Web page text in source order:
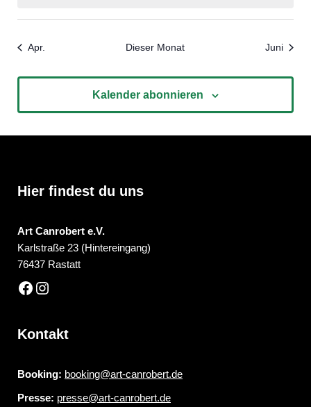
Apr. Dieser Monat Juni
Kalender abonnieren
Hier findest du uns
Art Canrobert e.V.
Karlstraße 23 (Hintereingang)
76437 Rastatt
Kontakt
Booking: booking@art-canrobert.de
Presse: presse@art-canrobert.de